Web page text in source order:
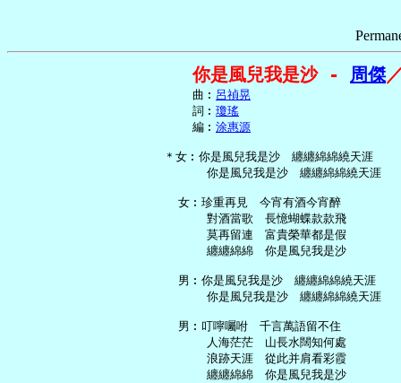
你是風兒我是沙 - 周傑
     曲︰
呂禎晃
     詞︰
瓊瑤
     編︰
涂惠源
＊女︰你是風兒我是沙　纏纏綿綿繞天涯
       你是風兒我是沙　纏纏綿綿繞天涯
   女︰珍重再見　今宵有酒今宵醉
       對酒當歌　長憶蝴蝶款款飛
       莫再留連　富貴榮華都是假
       纏纏綿綿　你是風兒我是沙
   男︰你是風兒我是沙　纏纏綿綿繞天涯
       你是風兒我是沙　纏纏綿綿繞天涯
   男︰叮嚀囑咐　千言萬語留不住
       人海茫茫　山長水闊知何處
       浪跡天涯　從此并肩看彩霞
       纏纏綿綿　你是風兒我是沙